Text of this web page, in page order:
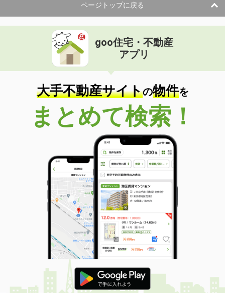
ページトップに戻る
goo住宅・不動産
アプリ
大手不動産サイトの物件を
まとめて検索！